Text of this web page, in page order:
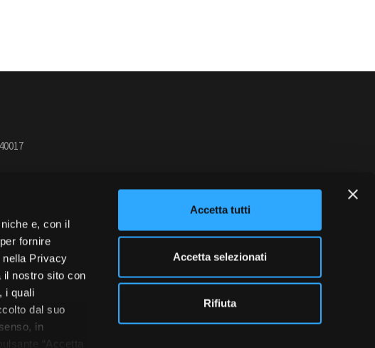
e, con il
fornire
Privacy
il nostro sito con
i quali
dal suo
in
“Accetta
Accetta tutti
Accetta selezionati
Rifiuta